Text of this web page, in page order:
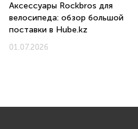
Аксессуары Rockbros для
велосипеда: обзор большой
поставки в Hube.kz
01.07.2026